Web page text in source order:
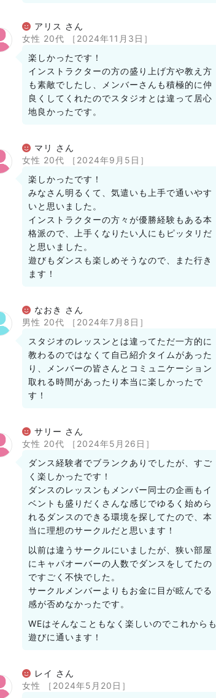
アリス さん
女性 20代
［2024年11月3日］
楽しかったです！
インストラクターの方の盛り上げ方や教え方
も素敵でしたし、メンバーさんも積極的に仲
良くしてくれたのでスタジオとは違って居心
地良かったです。
マリ さん
女性 20代
［2024年9月5日］
楽しかったです！
みなさん明るくて、気遣いも上手で通いやす
いと思いました。
インストラクターの方々が優勝経験もある本
格派ので、上手くなりたい人にもピッタリだ
と思いました。
遊びもダンスも楽しめそうなので、また行き
ます！
なおき さん
男性 20代
［2024年7月8日］
スタジオのレッスンとは違ってただ一方的に
教わるのではなくて自己紹介タイムがあった
り、メンバーの皆さんとコミュニケーション
取れる時間があったり本当に楽しかったで
す！
サリー さん
女性 20代
［2024年5月26日］
ダンス経験者でブランクありでしたが、すご
く楽しかったです！
ダンスのレッスンもメンバー同士の企画もイ
ベントも盛りだくさんな感じでゆるく始めら
れるダンスのできる環境を探してたので、本
当に理想のサークルだと思います！
以前は違うサークルにいましたが、狭い部屋
にキャパオーバーの人数でダンスをしてたの
ですごく不快でした。
サークルメンバーよりもお金に目が眩んでる
感が否めなかったです。
WEはそんなこともなく楽しいのでこれからも
遊びに通います！
レイ さん
女性
［2024年5月20日］